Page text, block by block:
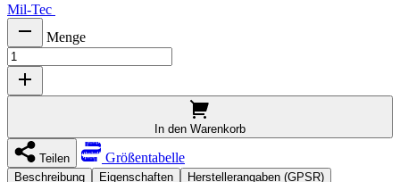
Mil-Tec
Menge
In den Warenkorb
Teilen Größentabelle
Beschreibung Eigenschaften
Herstellerangaben (GPSR)